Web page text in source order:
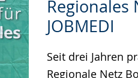
Regionales
JOBMEDI
Leichten
Sprache
Audio-
Unterstützung.
Video
in
Gebärdensprache
Seit drei Jahren
Regionale Netz